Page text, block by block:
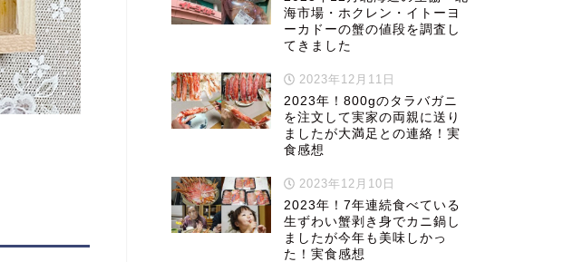
海市場・ホクレン・イトーヨ
ーカドーの蟹の値段を調査し
てきました
2023年12月11日
2023年！800gのタラバガニ
を注文して実家の両親に送り
ましたが大満足との連絡！実
食感想
2023年12月10日
2023年！7年連続食べている
生ずわい蟹剥き身でカニ鍋し
ましたが今年も美味しかっ
た！実食感想